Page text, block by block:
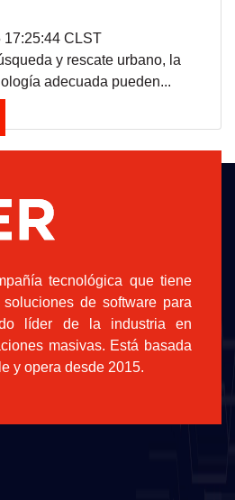
17:25:44 CLST
y rescate urbano, la
adecuada pueden...
tecnológica que tiene
de software para
líder de la industria en
masivas. Está basada
y opera desde 2015.